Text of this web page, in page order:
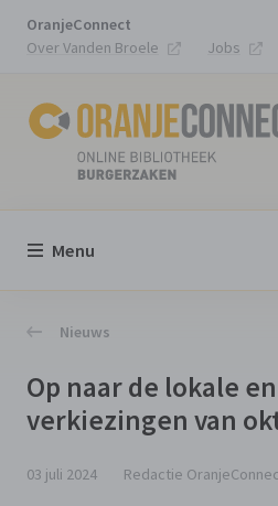
OranjeConnect
Over Vanden Broele
Jobs
Menu
Nieuws
Op naar de lokale
verkiezingen van
03 juli 2024 Redactie